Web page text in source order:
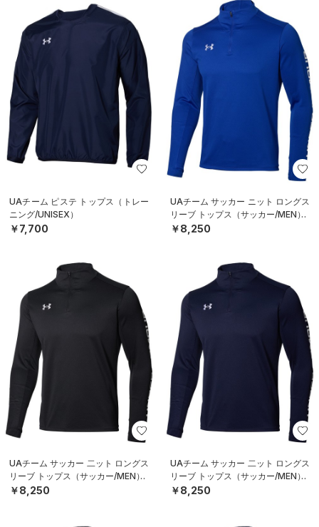
UAチーム ピステ トップス（トレー
ニング/UNISEX）
￥7,700
UAチーム サッカー ニット ロングス
リーブ トップス（サッカー/MEN）
￥8,250
UAチーム サッカー 二ット ロングス
リーブ トップス（サッカー/MEN）
￥8,250
UAチーム サッカー 二ット ロングス
リーブ トップス（サッカー/MEN）
￥8,250